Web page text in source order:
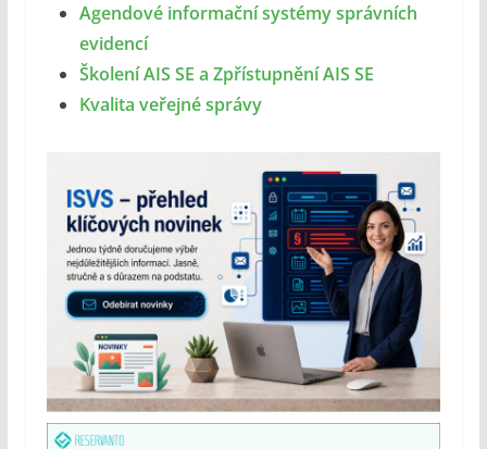
Agendové informační systémy správních
evidencí
Školení AIS SE a Zpřístupnění AIS SE
Kvalita veřejné správy